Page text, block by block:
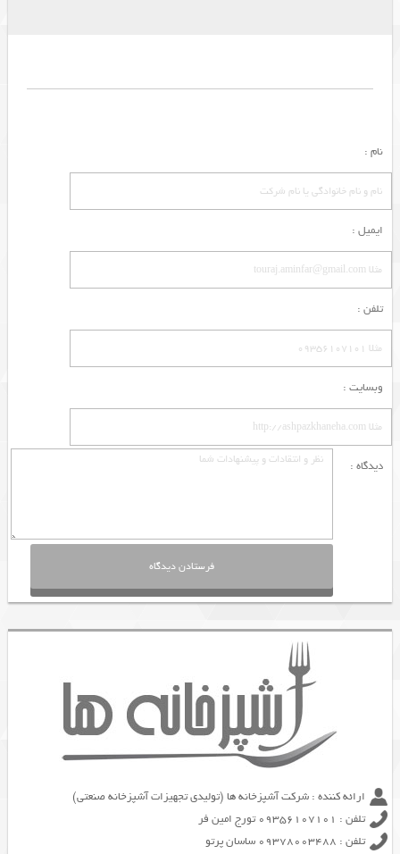
نام :
ایمیل :
تلفن :
وبسایت :
دیدگاه :
ارائه کننده : شرکت آشپزخانه ها (تولیدی تجهیزات آشپزخانه صنعتی)
تلفن : 09356107101 تورج امین فر
تلفن : 09378003488 ساسان پرتو